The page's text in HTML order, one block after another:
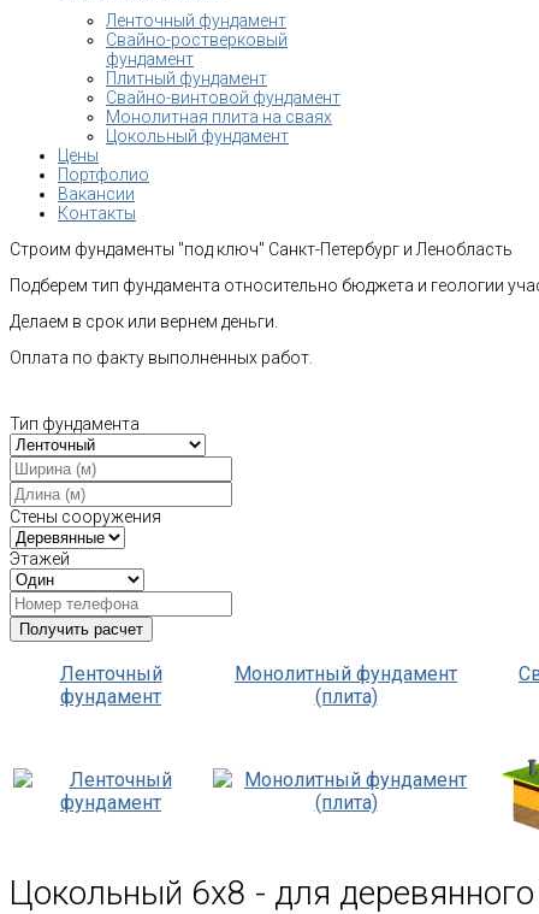
Ленточный фундамент
Свайно-ростверковый
фундамент
Плитный фундамент
Свайно-винтовой фундамент
Монолитная плита на сваях
Цокольный фундамент
Цены
Портфолио
Вакансии
Контакты
Строим фундаменты "под ключ" Санкт-Петербург и Ленобласть
Подберем тип фундамента относительно бюджета и геологии
Делаем в срок или вернем деньги.
Оплата по факту выполненных работ.
Тип фундамента
Стены сооружения
Этажей
Ленточный
фундамент
Монолитный фундамент
(плита)
Цокольный 6х8 - для